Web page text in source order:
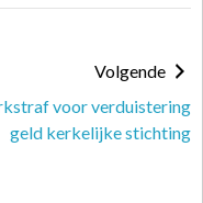
Volgende
voor verduistering
geld kerkelijke stichting